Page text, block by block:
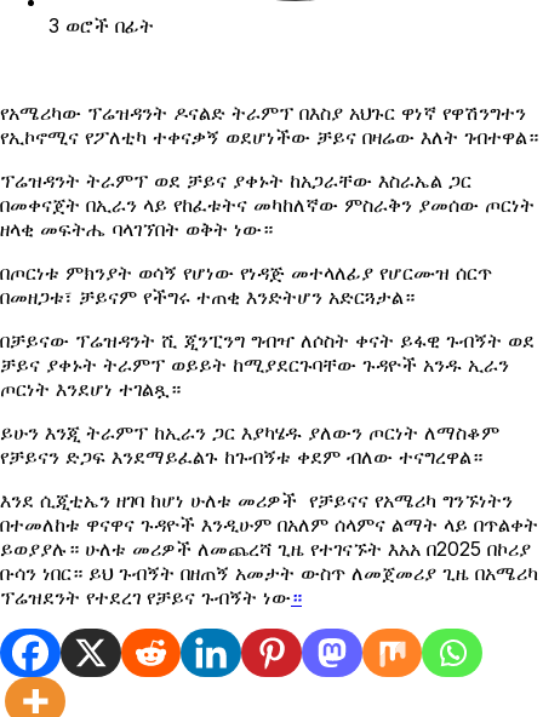
3 ወሮች በፊት
የአሜሪካው ፕሬዝዳንት ዶናልድ ትራምፕ በእስያ አህጉር ዋነኛ የዋሽንግተን
የኢኮኖሚና የፖለቲካ ተቀናቃኝ ወደሆነችው ቻይና በዛሬው እለት ገብተዋል።
ፕሬዝዳንት ትራምፕ ወደ ቻይና ያቀኑት ከአጋራቸው እስራኤል ጋር
በመቀናጀት በኢራን ላይ የከፈቱትና መካከለኛው ምስራቅን ያመሰው ጦርነት
ዘላቂ መፍትሔ ባላገኘበት ወቅት ነው።
በጦርነቱ ምክንያት ወሳኝ የሆነው የነዳጅ መተላለፊያ የሆርሙዝ ሰርጥ
በመዘጋቱ፣ ቻይናም የችግሩ ተጠቂ እንድትሆን አድርጓታል።
በቻይናው ፕሬዝዳንት ሺ ጂንፒንግ ግብዣ ለሶስት ቀናት ይፋዊ ጉብኝት ወደ
ቻይና ያቀኑት ትራምፕ ወይይት ከሚያደርጉባቸው ጉዳዮች አንዱ ኢራን
ጦርነት እንደሆነ ተገልጿ።
ይሁን እንጂ ትራምፕ ከኢራን ጋር እያካሄዱ ያለውን ጦርነት ለማስቆም
የቻይናን ድጋፍ እንደማይፈልጉ ከጉብኝቱ ቀደም ብለው ተናግረዋል።
እንደ ሲጂቲኤን ዘገባ ከሆነ ሁለቱ መሪዎች የቻይናና የአሜሪካ ግንኙነትን
በተመለከቱ ዋናዋና ጉዳዮች እንዲሁም በአለም ሰላምና ልማት ላይ በጥልቀት
ይወያያሉ። ሁለቱ መሪዎች ለመጨረሻ ጊዜ የተገናኙት እአአ በ2025 በኮሪያ
ቡሳን ነበር። ይህ ጉብኝት በዘጠኝ አመታት ውስጥ ለመጀመሪያ ጊዜ በአሜሪካ
ፕሬዝደንት የተደረገ የቻይና ጉብኝት ነው።